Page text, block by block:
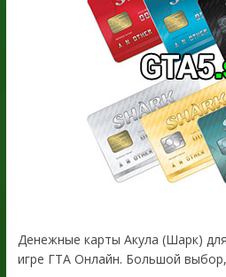
Денежные карты Акула (Шарк)
игре ГТА Онлайн. Большой